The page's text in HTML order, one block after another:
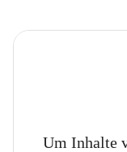
Um Inhalte